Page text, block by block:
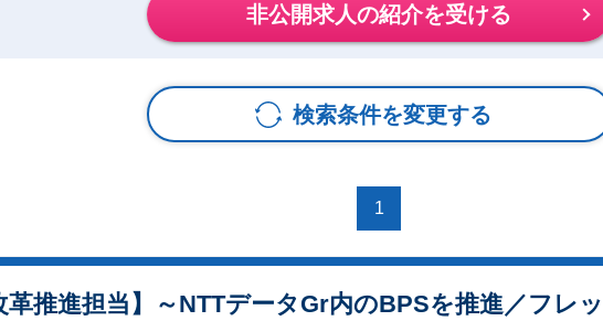
非公開求人の紹介を受ける
検索条件を変更する
1
革推進担当】～NTTデータGr内のBPSを推進／フレ